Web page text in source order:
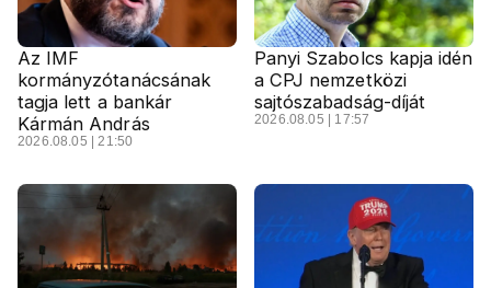
Az IMF
kormányzótanácsának
tagja lett a bankár
Kármán András
2026.08.05 | 21:50
Panyi Szabolcs kapja idén
a CPJ nemzetközi
sajtószabadság-díját
2026.08.05 | 17:57